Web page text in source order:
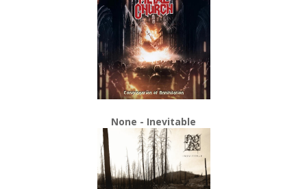
None - Inevitable